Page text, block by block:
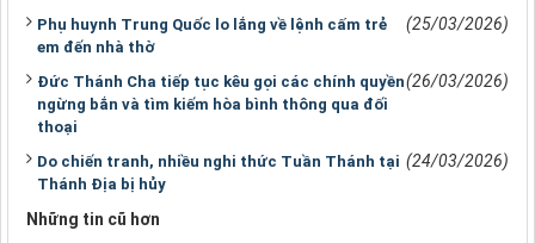
Phụ huynh Trung Quốc lo lắng về lệnh cấm trẻ
em đến nhà thờ
(25/03/2026)
Đức Thánh Cha tiếp tục kêu gọi các chính quyền
ngừng bắn và tìm kiếm hòa bình thông qua đối
thoại
(26/03/2026)
Do chiến tranh, nhiều nghi thức Tuần Thánh tại
Thánh Địa bị hủy
(24/03/2026)
Những tin cũ hơn